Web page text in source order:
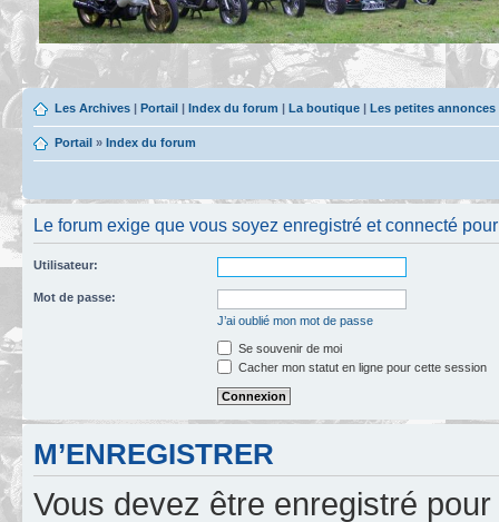
Les Archives | Portail | Index du forum | La boutique | Les petites
Portail » Index du forum
Le forum exige que vous soyez enregistré et connecté
Utilisateur:
Mot de passe:
J’ai oublié mon mot de passe
Se souvenir de moi
Cacher mon statut en ligne pour cette session
M’ENREGISTRER
Vous devez être enregistré